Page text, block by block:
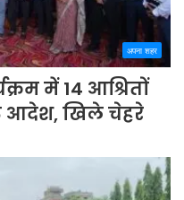
अपना शहर
में 14 आश्रितों
आदेश, खिले चेहरे